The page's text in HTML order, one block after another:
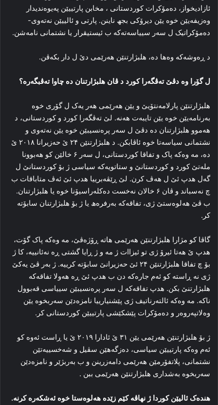
ئازادیخواز، ده‌مۆکرات کوردستانی ، مخابن پارتییێن په‌یوه‌ندیدار
وه‌زیفه‌یێن خوه‌ یێن دیرۆکی بجھ ناینن. پارتی و ئالییێن نه‌ته‌وی-
ده‌مۆکراتیک ل سه‌ر سییاسه‌ته‌که‌ ب ئیستیقرار یا نشتمانی نامه‌شن.
د ڕه‌وشه‌که‌ وه‌ها ده‌، هلبژارتنێن هه‌رێمی دێ ل دار بکه‌ڤن.
ل گۆرا وه‌ دڤێ ته‌ڤگه‌را کورد د ڤان هلبژارتنان ده‌ چاوا ته‌ڤبگه‌ره‌؟
هلبژارتنێن پارلامه‌نتۆیێ و یێن هه‌رێمی هه‌ر یه‌ک ل گۆری خوه‌
به‌رنامه‌یێن خوه‌ یێن تایبه‌ت هه‌نه‌. لێ ته‌ڤگه‌را کورد و کوردستانی، د
هه‌موو هلبژارتنان ده‌ دڤێ ل سه‌ر پره‌نسیبێن خوه‌ یێن نه‌ته‌وی و
نشتمانی سیاسه‌تا خوه‌ ئاڤابکن. د هلبژارتنێن ۲۴ ێ حه‌زیرانا ۲۰۱۸ ێ
ده‌، مه‌ وه‌که‌ پاک و تفاقا کوردستانی، ل سه‌ر ۶ خالێن کو هه‌بوونا
مله‌تێ کورد و کوردستانێ و ستاتویه‌که‌ سیاسی ژ بۆ کوردستانێ ل
گه‌ل هدپ ئێ ل هه‌ڤ کرن. لێ ڕێڤه‌برییا هدپ ئێ ئه‌ڤ متاباقات ب
چ نه‌سباند و ڤان ۶ خالان نه‌خست ده‌کله‌راسیۆنا خوه‌ یا هلبژارتنان.
ب ڤێ هه‌لوه‌ستێ ژی، تفاقه‌که‌ به‌رفره‌ھ یا ژ بۆ هلبژارتنان سابۆته‌
کر.
گاڤا کو مژارا هلبژارتنێن هه‌رێمی هاته‌ ڕۆژه‌ڤێ، مه‌ وه‌که‌ پاک گۆت،
هدپ ێ هه‌تا ئیرۆ ژی تو ئیزاات ژ مه‌ و ژ ڕایا گشتی ڕه‌ نه‌ئانییه‌، کا ژ
بۆ چ تفاقا هلبژارتنێن ۲۴ ئێ حه‌زیرانێ سابۆته‌ کرییه‌. ژ به‌ر ڤێ یه‌کێ
ژی نه‌ ڕاسته‌ کو ئه‌م جاره‌که‌ دن ب هدپ ئێ ڕه‌ هه‌ولا تفاقه‌که‌
هلبژارتنێ بکن. هدپ تفاقه‌که‌ ل سه‌ر پره‌نسیبێن سییاسی قه‌بوول
ناکه‌. مه‌ وه‌که‌ ئالته‌رناتیف ژی پێشنیارییا نامزه‌دێن سه‌ربخوه‌ یێن
وه‌لاتپه‌روه‌ر و ده‌مۆکرات پێشکێشی پارتییێن کوردستانی کر.
ژ بۆ هلبژارتنێن هه‌رێمی یێن ۳۱ ێ ئادارا ۲۰۱۹ ێ یا ڕاست ئه‌وه‌ کو
ئه‌م وه‌که‌ پارتییێن سیاسی، ده‌زگه‌هێن سڤیل و شه‌خسییه‌تێن
نشتمانی، پلاتفۆرمێن هه‌رێمی دامه‌زرینن و ب بەربژێر و نامزه‌دێن
سه‌ربخوه‌ به‌شداری هلبژارتنێن هه‌رێمی ببن .
هنده‌ک ئالیێن کوردا ژ نهاڤه‌ کێم زێده‌ هه‌لوه‌ستا خوه‌ ئه‌شکه‌ره‌ کرنه‌.